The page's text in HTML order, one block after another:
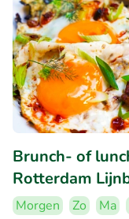
Brunch- of
Rotterdam
Morgen Zo Ma